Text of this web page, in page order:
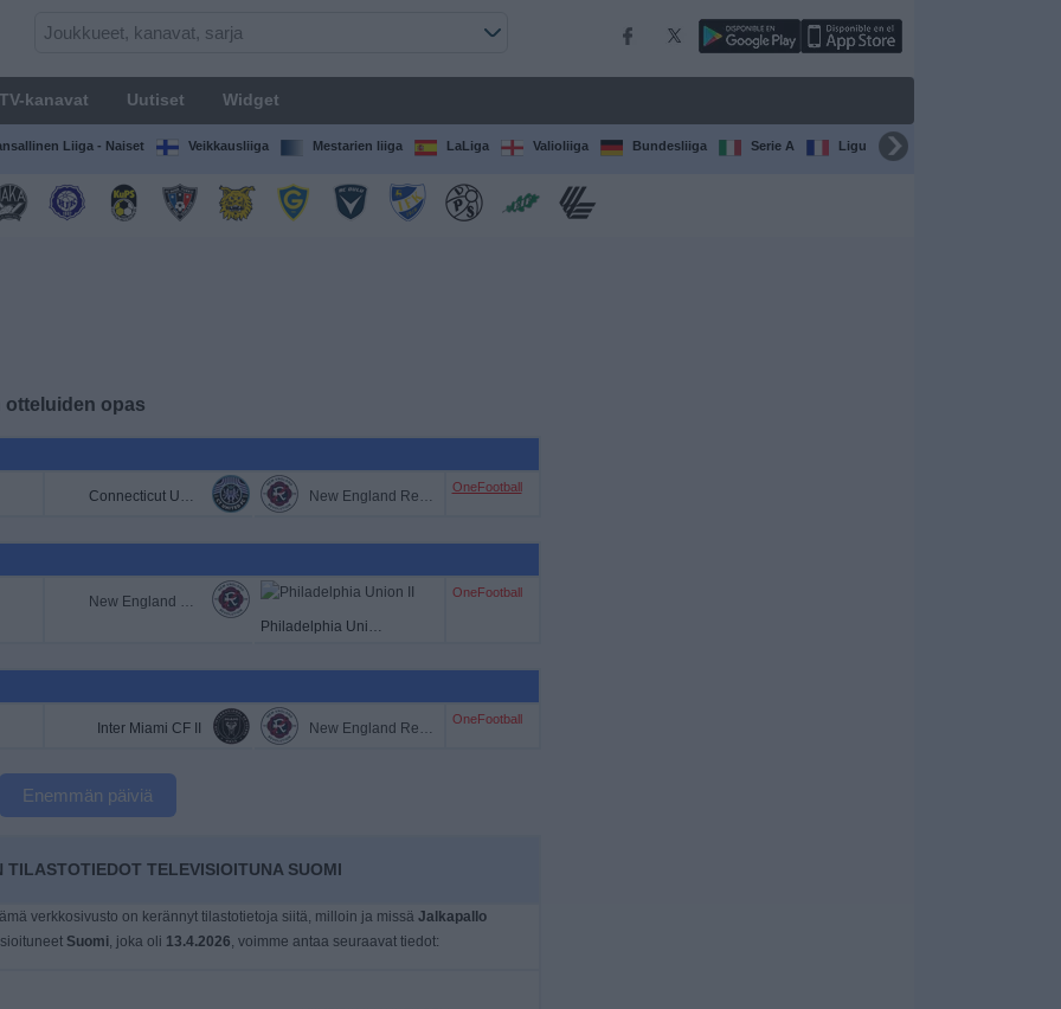
TV-kanavat Uutiset Widget
Liiga - Naiset Veikkausliiga Mestarien liiga LaLiga Valioliiga Bundesliiga Serie A Ligue 1
opas
Connecticut United FC New England Revolution II
OneFootball
New England Revolution II
Philadelphia Union II
OneFootball
Inter Miami CF II New England Revolution II
OneFootball
Enemmän päiviä
TELEVISIOITUNA SUOMI
verkkosivusto on kerännyt tilastotietoja siitä, milloin ja missä Jalkapallo
Suomi, joka oli 13.4.2026, voimme antaa seuraavat tiedot: